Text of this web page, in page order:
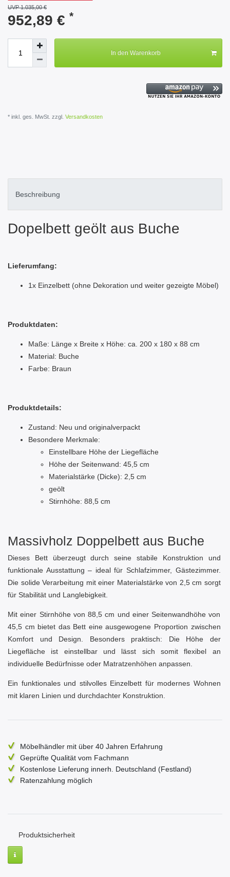
UVP 1.035,00 €
952,89 € *
In den Warenkorb
* inkl. ges. MwSt. zzgl. Versandkosten
Beschreibung
Dopelbett geölt aus Buche
Lieferumfang:
1x Einzelbett (ohne Dekoration und weiter gezeigte Möbel)
Produktdaten:
Maße: Länge x Breite x Höhe: ca. 200 x 180 x 88 cm
Material: Buche
Farbe: Braun
Produktdetails:
Zustand: Neu und originalverpackt
Besondere Merkmale:
Einstellbare Höhe der Liegefläche
Höhe der Seitenwand: 45,5 cm
Materialstärke (Dicke): 2,5 cm
geölt
Stirnhöhe: 88,5 cm
Massivholz Doppelbett aus Buche
Dieses Bett überzeugt durch seine stabile Konstruktion und
funktionale Ausstattung – ideal für Schlafzimmer, Gästezimmer.
Die solide Verarbeitung mit einer Materialstärke von 2,5 cm sorgt
für Stabilität und Langlebigkeit.
Mit einer Stirnhöhe von 88,5 cm und einer Seitenwandhöhe von
45,5 cm bietet das Bett eine ausgewogene Proportion zwischen
Komfort und Design. Besonders praktisch: Die Höhe der
Liegefläche ist einstellbar und lässt sich somit flexibel an
individuelle Bedürfnisse oder Matratzenhöhen anpassen.
Ein funktionales und stilvolles Einzelbett für modernes Wohnen
mit klaren Linien und durchdachter Konstruktion.
Möbelhändler mit über 40 Jahren Erfahrung
Geprüfte Qualität vom Fachmann
Kostenlose Lieferung innerh. Deutschland (Festland)
Ratenzahlung möglich
Produktsicherheit